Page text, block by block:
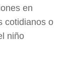
en
cotidianos o
niño